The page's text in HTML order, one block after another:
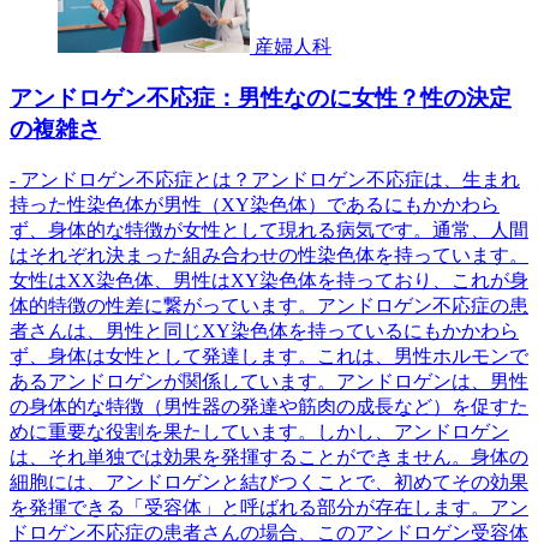
産婦人科
アンドロゲン不応症：男性なのに女性？性の決定
の複雑さ
- アンドロゲン不応症とは？アンドロゲン不応症は、生まれ
持った性染色体が男性（XY染色体）であるにもかかわら
ず、身体的な特徴が女性として現れる病気です。通常、人間
はそれぞれ決まった組み合わせの性染色体を持っています。
女性はXX染色体、男性はXY染色体を持っており、これが身
体的特徴の性差に繋がっています。アンドロゲン不応症の患
者さんは、男性と同じXY染色体を持っているにもかかわら
ず、身体は女性として発達します。これは、男性ホルモンで
あるアンドロゲンが関係しています。アンドロゲンは、男性
の身体的な特徴（男性器の発達や筋肉の成長など）を促すた
めに重要な役割を果たしています。しかし、アンドロゲン
は、それ単独では効果を発揮することができません。身体の
細胞には、アンドロゲンと結びつくことで、初めてその効果
を発揮できる「受容体」と呼ばれる部分が存在します。アン
ドロゲン不応症の患者さんの場合、このアンドロゲン受容体